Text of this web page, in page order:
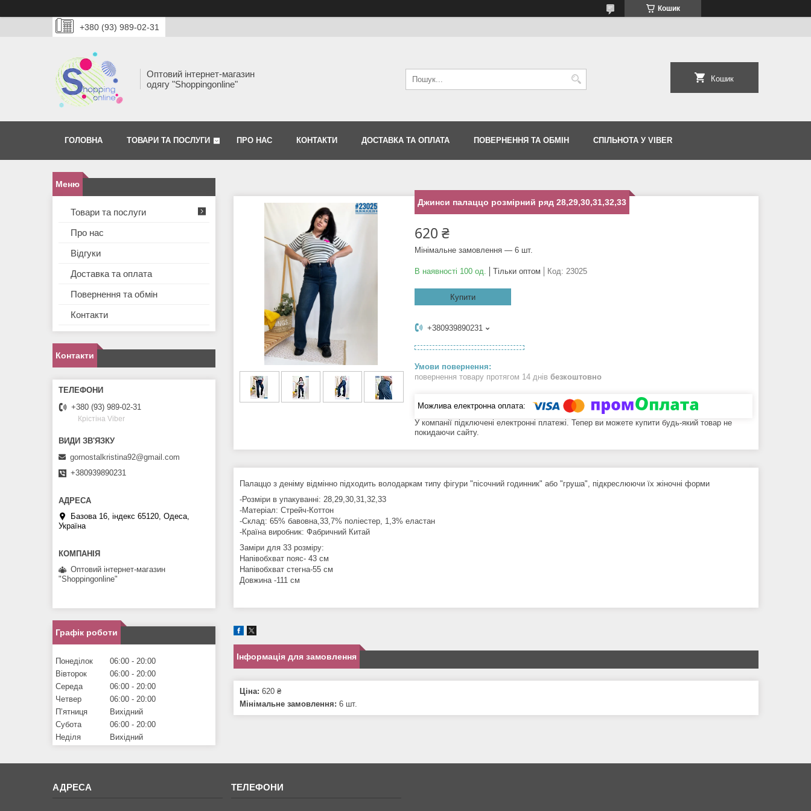
Кошик
+380 (93) 989-02-31
Оптовий інтернет-магазин
одягу "Shoppingonline"
Кошик
ГОЛОВНА ТОВАРИ ТА ПОСЛУГИ ПРО НАС КОНТАКТИ ДОСТАВКА ТА ОПЛАТА ПОВЕРНЕННЯ ТА ОБМІН СПІЛЬНОТА У VIBER
Джинси палаццо розмірний ряд 28,29,30,31,32,33
620 ₴
Мінімальне замовлення — 6 шт.
В наявності 100 од. Тільки оптом Код: 23025
Купити
+380939890231
повернення товару протягом 14 днів безкоштовно
У компанії підключені електронні платежі. Тепер ви можете купити будь-який товар не
покидаючи сайту.
Палаццо з деніму відмінно підходить володаркам типу фігури "пісочний годинник" або "груша", підкреслюючи їх жіночні форми
-Розміри в упакуванні: 28,29,30,31,32,33
-Матеріал: Стрейч-Коттон
-Склад: 65% бавовна,33,7% поліестер, 1,3% еластан
-Країна виробник: Фабричний Китай
Заміри для 33 розміру:
Напівобхват пояс- 43 см
Напівобхват стегна-55 см
Довжина -111 см
Інформація для замовлення
Ціна: 620 ₴
Мінімальне замовлення: 6 шт.
Товари та послуги
Про нас
Відгуки
Доставка та оплата
Повернення та обмін
Контакти
Контакти
+380 (93) 989-02-31
Крістіна Viber
gornostalkristina92@gmail.com
+380939890231
Базова 16, індекс 65120, Одеса,
Україна
Оптовий інтернет-магазин
"Shoppingonline"
Графік роботи
Понеділок 06:00
20:00
Вівторок
06:00
20:00
Середа
06:00
20:00
Четвер
06:00
20:00
Пʼятниця
Вихідний
Субота
06:00
20:00
Неділя
Вихідний